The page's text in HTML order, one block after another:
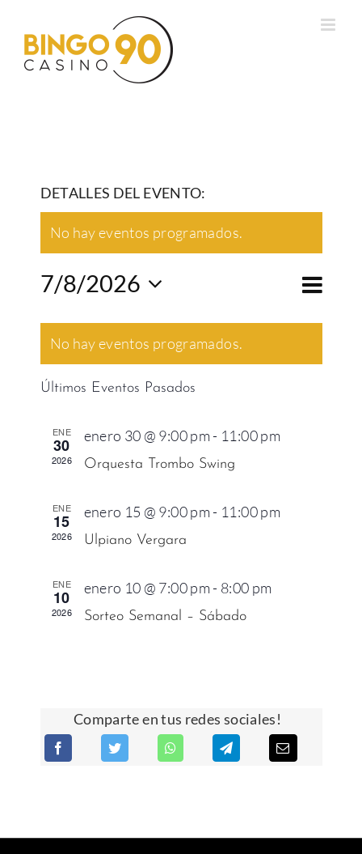
contenido
DETALLES DEL EVENTO:
No hay eventos programados.
vistas
vistas
Mes
7/8/2026
Selecciona
la
fecha.
Calendario
de
Eventos
No hay eventos programados.
Últimos Eventos Pasados
ENE
30
2026
enero 30 @ 9:00 pm - 11:00 pm
Orquesta Trombo Swing
ENE
15
2026
enero 15 @ 9:00 pm - 11:00 pm
Ulpiano Vergara
ENE
10
2026
enero 10 @ 7:00 pm - 8:00 pm
Sorteo Semanal – Sábado
Comparte en tus redes sociales!